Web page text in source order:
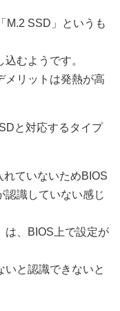
M.2 SSD」というも
むようです。
メリットは発熱が高
と対応するタイプ
ていないためBIOS
認識していない感じ
は、BIOS上で設定が
いと認識できないと